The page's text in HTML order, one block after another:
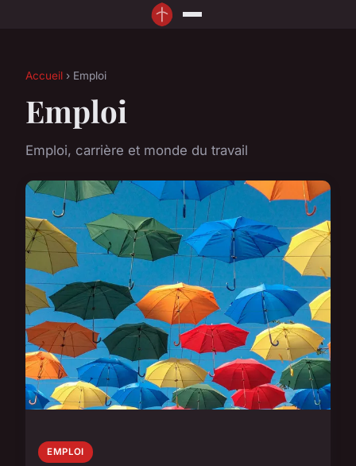
Accueil › Emploi
Emploi
Emploi, carrière et monde du travail
EMPLOI